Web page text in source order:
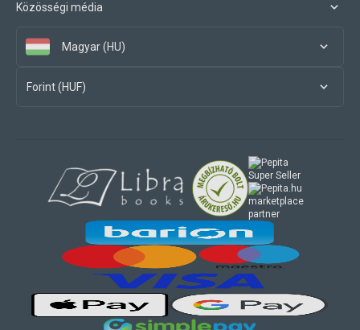
Közösségi média
Magyar (HU)
Forint (HUF)
marketplace
partner